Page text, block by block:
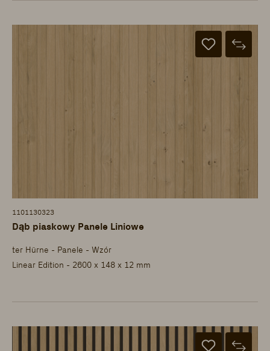
1101130323
Dąb piaskowy Panele Liniowe
ter Hürne - Panele - Wzór
Linear Edition - 2600 x 148 x 12 mm